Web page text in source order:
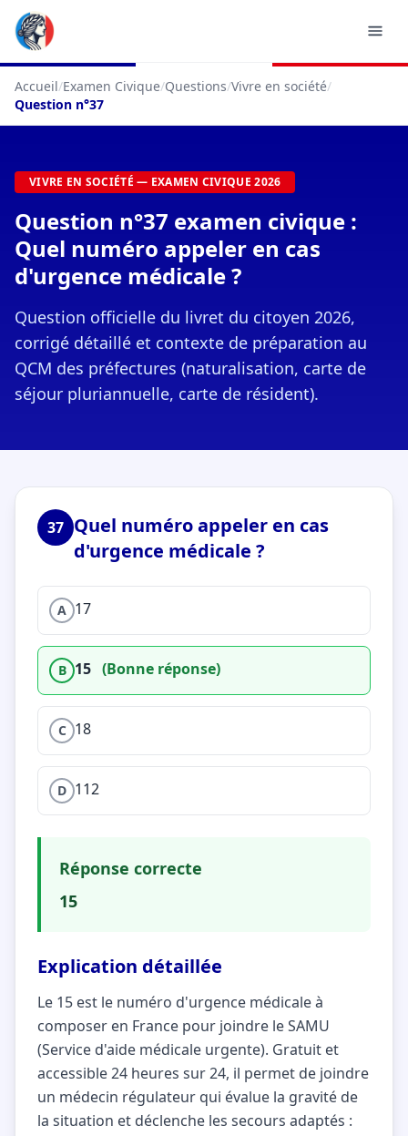
Accueil/Examen Civique/Questions/Vivre en société/
Question n°37
VIVRE EN SOCIÉTÉ — EXAMEN CIVIQUE 2026
Question n°37 examen civique :
Quel numéro appeler en cas
d'urgence médicale ?
Question officielle du livret du citoyen 2026,
corrigé détaillé et contexte de préparation au
QCM des préfectures (naturalisation, carte de
séjour pluriannuelle, carte de résident).
37 Quel numéro appeler en cas
d'urgence médicale ?
A 17
B 15 (Bonne réponse)
C 18
D 112
Réponse correcte
15
Explication détaillée
Le 15 est le numéro d'urgence médicale à
composer en France pour joindre le SAMU
(Service d'aide médicale urgente). Gratuit et
accessible 24 heures sur 24, il permet de joindre
un médecin régulateur qui évalue la gravité de
la situation et déclenche les secours adaptés :